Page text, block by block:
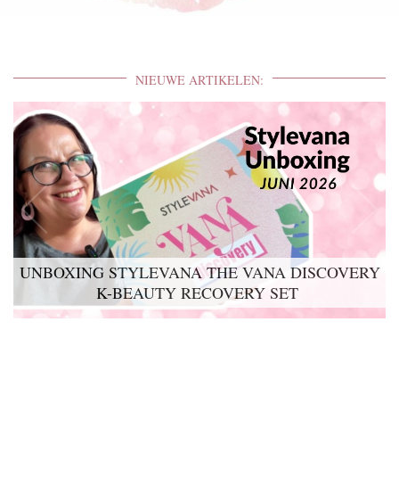
NIEUWE ARTIKELEN:
UNBOXING STYLEVANA THE VANA DISCOVERY
K-BEAUTY RECOVERY SET